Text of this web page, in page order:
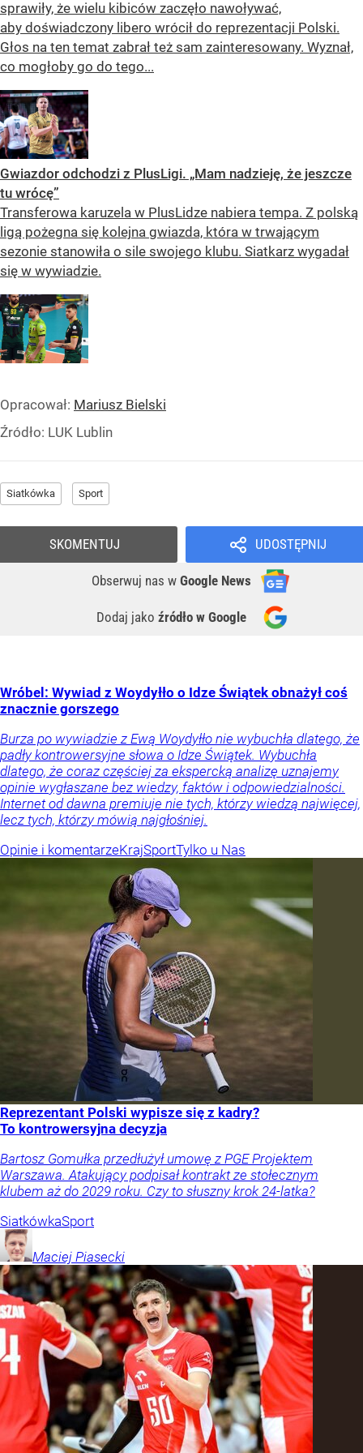
sprawiły, że wielu kibiców zaczęło nawoływać,
aby doświadczony libero wrócił do reprezentacji Polski.
Głos na ten temat zabrał też sam zainteresowany. Wyznał,
co mogłoby go do tego...
Gwiazdor odchodzi z PlusLigi. „Mam nadzieję, że jeszcze
tu wrócę”
Transferowa karuzela w PlusLidze nabiera tempa. Z polską
ligą pożegna się kolejna gwiazda, która w trwającym
sezonie stanowiła o sile swojego klubu. Siatkarz wygadał
się w wywiadzie.
Opracował: Mariusz Bielski
Źródło: LUK Lublin
Siatkówka Sport
UDOSTĘPNIJ
Obserwuj nas w Google News
Dodaj jako źródło w Google
SKOMENTUJ
Wróbel: Wywiad z Woydyłło o Idze Świątek obnażył coś
znacznie gorszego
Burza po wywiadzie z Ewą Woydyłło nie wybuchła dlatego, że
padły kontrowersyjne słowa o Idze Świątek. Wybuchła
dlatego, że coraz częściej za ekspercką analizę uznajemy
opinie wygłaszane bez wiedzy, faktów i odpowiedzialności.
Internet od dawna premiuje nie tych, którzy wiedzą najwięcej,
lecz tych, którzy mówią najgłośniej.
Opinie i komentarzeKrajSportTylko u Nas
Reprezentant Polski wypisze się z kadry?
To kontrowersyjna decyzja
Bartosz Gomułka przedłużył umowę z PGE Projektem
Warszawa. Atakujący podpisał kontrakt ze stołecznym
klubem aż do 2029 roku. Czy to słuszny krok 24-latka?
SiatkówkaSport
Maciej Piasecki